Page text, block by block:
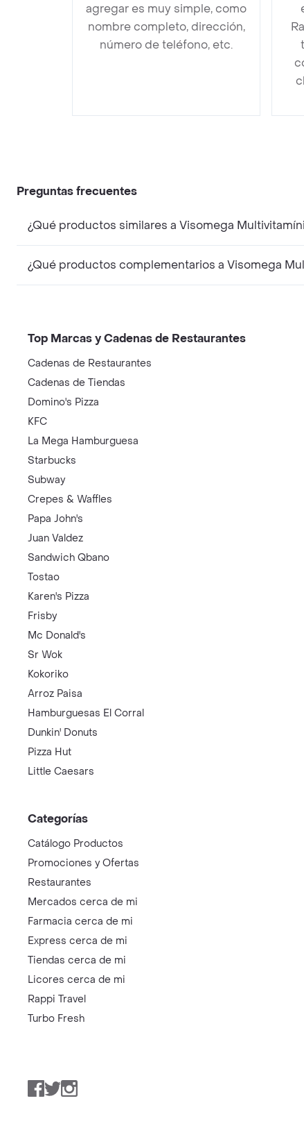
agregar es muy simple, como
nombre completo, dirección,
número de teléfono, etc.
Preguntas frecuentes
¿Qué productos similares a Visomega
¿Qué productos complementarios a Visomega
Top Marcas y Cadenas de Restaurantes
Cadenas de Restaurantes
Cadenas de Tiendas
Domino's Pizza
KFC
La Mega Hamburguesa
Starbucks
Subway
Crepes & Waffles
Papa John's
Juan Valdez
Sandwich Qbano
Tostao
Karen's Pizza
Frisby
Mc Donald's
Sr Wok
Kokoriko
Arroz Paisa
Hamburguesas El Corral
Dunkin' Donuts
Pizza Hut
Little Caesars
Categorías
Catálogo Productos
Promociones y Ofertas
Restaurantes
Mercados cerca de mi
Farmacia cerca de mi
Express cerca de mi
Tiendas cerca de mi
Licores cerca de mi
Rappi Travel
Turbo Fresh
Facebook
TwitterInstagram